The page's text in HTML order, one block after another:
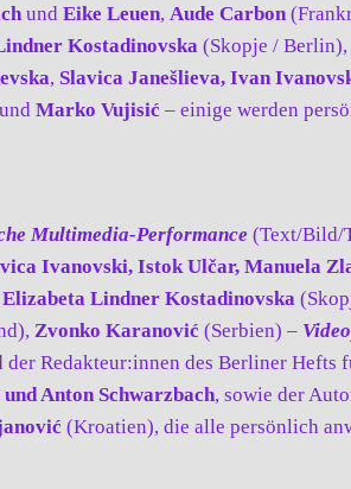
und Eike Leuen, Aude Carbon
Kostadinovska (Skopje / Berlin),
, Slavica Janešlieva, Ivan
und Marko Vujisić – einige werden
Multimedia-Performance (Text/Bild/
Ivanovski, Istok Ulčar, Manuela
Lindner Kostadinovska
Zvonko Karanović (Serbien) –
der Redakteur:innen des Berliner Hefts
Anton Schwarzbach, sowie der
(Kroatien), die alle persönlich